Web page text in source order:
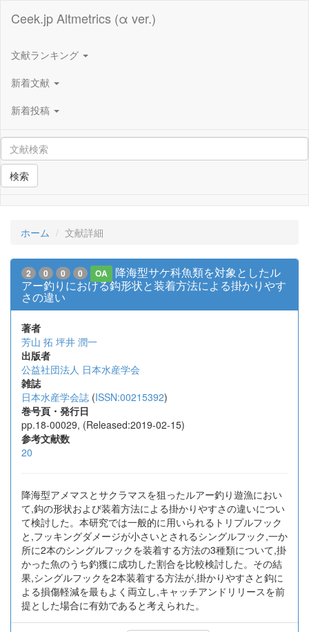
Ceek.jp Altmetrics (α ver.)
文献ランキング
新着文献
新着投稿
検索
ホーム 文献詳細
2 0 0 0 OA
降海型サケ科魚類を対象としたル
アー釣りにおける鈎形状と装着方法による掛かりやす
さの違い
著者
芳山 拓 坪井 潤一
出版者
公益社団法人 日本水産学会
雑誌
日本水産学会誌 (ISSN:00215392)
巻号頁・発行日
pp.18-00029, (Released:2019-02-15)
参考文献数
20
降海型アメマスとサクラマスを狙ったルアー釣り遊漁におい
て,鈎の形状および装着方法による掛かりやすさの違いについ
て検討した。本研究では一般的に用いられるトリプルフック
と,フッキングダメージが小さいとされるシングルフック,一か
所に2本のシングルフックを装着する方法の3種類について,掛
かった魚のうち釣獲に成功した割合を比較検討した。その結
果,シングルフックを2本装着する方法が,掛かりやすさと鈎に
よる損傷軽減を最もよく両立し,キャッチアンドリリースを前
提とした場合に有効であると考えられた。